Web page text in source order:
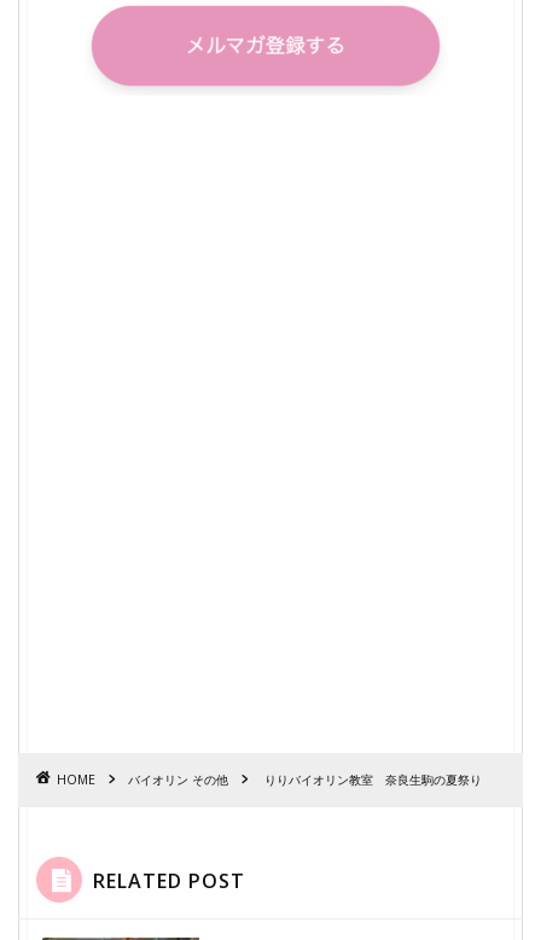
HOME バイオリン その他 りりバイオリン教室 奈良生駒の夏祭り
RELATED POST